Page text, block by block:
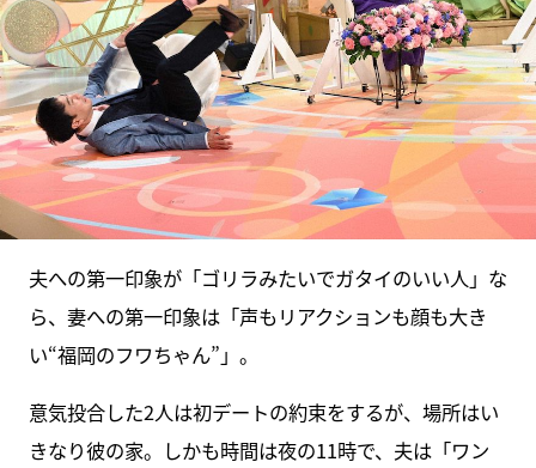
夫への第一印象が「ゴリラみたいでガタイのいい人」な
ら、妻への第一印象は「声もリアクションも顔も大き
い“福岡のフワちゃん”」。
意気投合した2人は初デートの約束をするが、場所はい
きなり彼の家。しかも時間は夜の11時で、夫は「ワン